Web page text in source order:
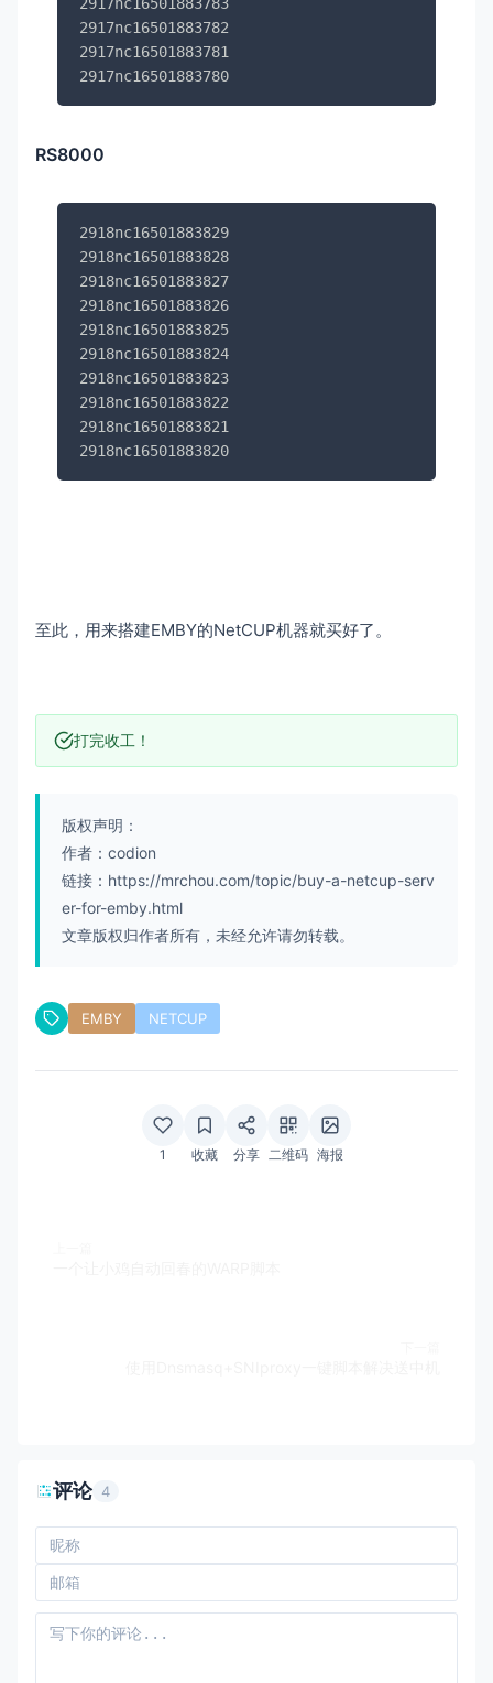
2917nc16501883782
2917nc16501883781
2917nc16501883780
RS8000
2918nc16501883829
2918nc16501883828
2918nc16501883827
2918nc16501883826
2918nc16501883825
2918nc16501883824
2918nc16501883823
2918nc16501883822
2918nc16501883821
2918nc16501883820
至此，用来搭建EMBY的NetCUP机器就买好了。
打完收工！
版权声明：
作者：codion
链接：https://mrchou.com/topic/buy-a-netcup-serv
er-for-emby.html
文章版权归作者所有，未经允许请勿转载。
EMBY NETCUP
1 收藏 分享 二维码 海报
评论 4